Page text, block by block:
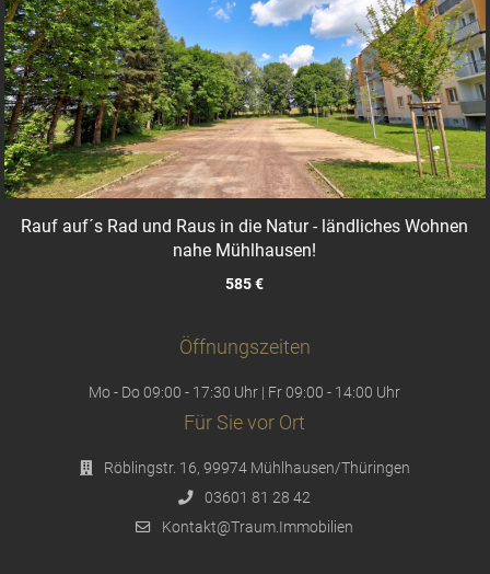
Rauf auf´s Rad und Raus in die Natur - ländliches Wohnen
nahe Mühlhausen!
585 €
Öffnungszeiten
Mo - Do 09:00 - 17:30 Uhr | Fr 09:00 - 14:00 Uhr
Für Sie vor Ort
Röblingstr. 16, 99974 Mühlhausen/Thüringen
03601 81 28 42
Kontakt@Traum.Immobilien